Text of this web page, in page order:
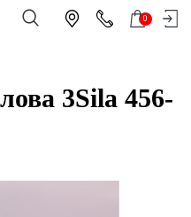
0
3Sila 456-